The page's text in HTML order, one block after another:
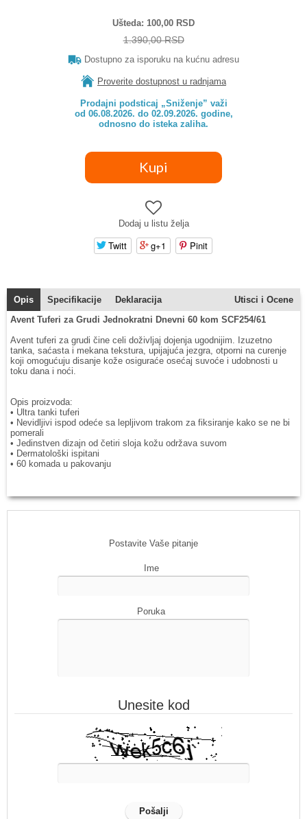
Ušteda 100,00 RSD
1.390,00 RSD
Dostupno za isporuku na kućnu adresu
Proverite dostupnost u radnjama
Prodajni podsticaj „Sniženje” važi
od 06.08.2026. do 02.09.2026. godine,
odnosno do isteka zaliha.
Dodaj u listu želja
Twitt g+1 Pinit
Opis Specifikacije Deklaracija
Utisci i Ocene
Avent Tuferi za Grudi Jednokratni Dnevni 60 kom SCF254/61
Avent tuferi za grudi čine celi doživljaj dojenja ugodnijim. Izuzetno
tanka, saćasta i mekana tekstura, upijajuća jezgra, otporni na curenje
koji omogućuju disanje kože osiguraće osećaj suvoće i udobnosti u
toku dana i noći.
Opis proizvoda:
• Ultra tanki tuferi
• Nevidljivi ispod odeće sa lepljivom trakom za fiksiranje kako se ne bi
pomerali
• Jedinstven dizajn od četiri sloja kožu održava suvom
• Dermatološki ispitani
• 60 komada u pakovanju
Postavite Vaše pitanje
Ime
Poruka
Unesite kod